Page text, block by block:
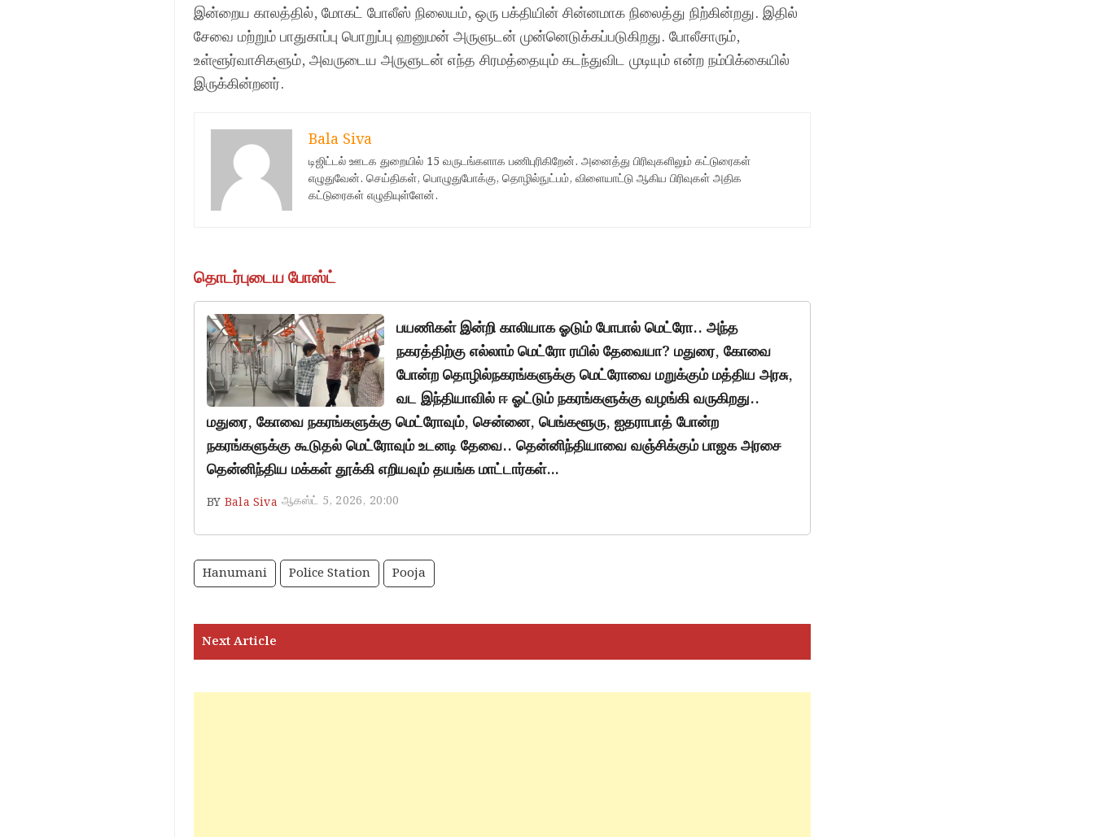
இன்றைய காலத்தில், மோகட் போலீஸ் நிலையம், ஒரு பக்தியின் சின்னமாக நிலைத்து நிற்கின்றது. இதில்
சேவை மற்றும் பாதுகாப்பு பொறுப்பு ஹனுமன் அருளுடன் முன்னெடுக்கப்படுகிறது. போலீசாரும்,
உள்ளூர்வாசிகளும், அவருடைய அருளுடன் எந்த சிரமத்தையும் கடந்துவிட முடியும் என்ற நம்பிக்கையில்
இருக்கின்றனர்.
Bala Siva
டிஜிட்டல் ஊடக துறையில் 15 வருடங்களாக பணிபுரிகிறேன். அனைத்து பிரிவுகளிலும் கட்டுரைகள்
எழுதுவேன். செய்திகள், பொழுதுபோக்கு, தொழில்நுட்பம், விளையாட்டு ஆகிய பிரிவுகள் அதிக
கட்டுரைகள் எழுதியுள்ளேன்.
தொடர்புடைய போஸ்ட்
பயணிகள் இன்றி காலியாக ஓடும் போபால் மெட்ரோ.. அந்த
நகரத்திற்கு எல்லாம் மெட்ரோ ரயில் தேவையா? மதுரை, கோவை
போன்ற தொழில்நகரங்களுக்கு மெட்ரோவை மறுக்கும் மத்திய அரசு,
வட இந்தியாவில் ஈ ஓட்டும் நகரங்களுக்கு வழங்கி வருகிறது..
மதுரை, கோவை நகரங்களுக்கு மெட்ரோவும், சென்னை, பெங்களூரு, ஐதராபாத் போன்ற
நகரங்களுக்கு கூடுதல் மெட்ரோவும் உடனடி தேவை.. தென்னிந்தியாவை வஞ்சிக்கும் பாஜக அரசை
தென்னிந்திய மக்கள் தூக்கி எறியவும் தயங்க மாட்டார்கள்…
BY Bala Siva ஆகஸ்ட் 5, 2026, 20:00
Hanumani Police Station Pooja